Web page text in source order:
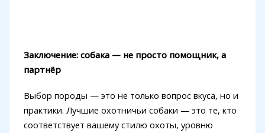
Заключение: собака — не просто помощник, а
партнёр
Выбор породы — это не только вопрос вкуса, но и
практики. Лучшие охотничьи собаки — это те, кто
соответствует вашему стилю охоты, уровню